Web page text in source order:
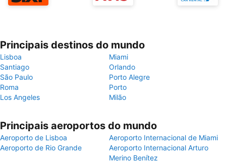
Principais destinos do mundo
Lisboa
Miami
Santiago
Orlando
São Paulo
Porto Alegre
Roma
Porto
Los Angeles
Milão
Principais aeroportos do mundo
Aeroporto de Lisboa
Aeroporto Internacional de Miami
Aeroporto de Rio Grande
Aeroporto Internacional Arturo
Merino Benítez